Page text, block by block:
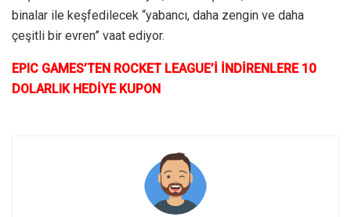
binalar ile keşfedilecek “yabancı, daha zengin ve daha
çeşitli bir evren” vaat ediyor.
EPIC GAMES’TEN ROCKET LEAGUE’İ İNDİRENLERE 10
DOLARLIK HEDİYE KUPON